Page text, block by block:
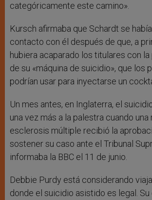
categóricamente este camino».
Kursch afirmaba que Schardt se
contacto con él después de que, a
hubiera acaparado los titulares con
de su «máquina de suicidio», que los
podrían usar para inyectarse un
Un mes antes, en Inglaterra, el
una vez más a la palestra cuando una
esclerosis múltiple recibió la
sostener su caso ante el Tribunal
informaba la BBC el 11 de junio.
Debbie Purdy está considerando
donde el suicidio asistido es legal.